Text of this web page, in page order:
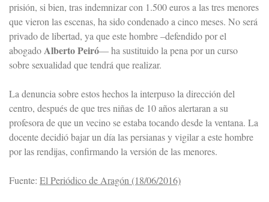
prisión, si bien, tras indemnizar con 1.500 euros a las tres menores
que vieron las escenas, ha sido condenado a cinco meses. No será
privado de libertad, ya que este hombre –defendido por el
abogadoAlberto Peiró— ha sustituido la pena por un curso
sobre sexualidad que tendrá que realizar.
La denuncia sobre estos hechos la interpuso la dirección del
centro, después de que tres niñas de 10 años alertaran a su
profesora de que un vecino se estaba tocando desde la ventana. La
docente decidió bajar un día las persianas y vigilar a este hombre
por las rendijas, confirmando la versión de las menores.
Fuente: El Periódico de Aragón (18/06/2016)